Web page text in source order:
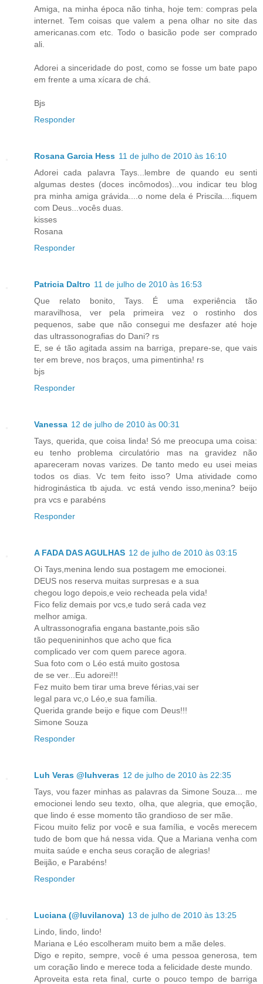
Amiga, na minha época não tinha, hoje tem: compras pela
internet. Tem coisas que valem a pena olhar no site das
americanas.com etc. Todo o basicão pode ser comprado
ali.
Adorei a sinceridade do post, como se fosse um bate papo
em frente a uma xícara de chá.
Bjs
Responder
Rosana Garcia Hess 11 de julho de 2010 às 16:10
Adorei cada palavra Tays...lembre de quando eu senti
algumas destes (doces incômodos)...vou indicar teu blog
pra minha amiga grávida....o nome dela é Priscila....fiquem
com Deus...vocês duas.
kisses
Rosana
Responder
Patricia Daltro 11 de julho de 2010 às 16:53
Que relato bonito, Tays. É uma experiência tão
maravilhosa, ver pela primeira vez o rostinho dos
pequenos, sabe que não consegui me desfazer até hoje
das ultrassonografias do Dani? rs
E, se é tão agitada assim na barriga, prepare-se, que vais
ter em breve, nos braços, uma pimentinha! rs
bjs
Responder
Vanessa 12 de julho de 2010 às 00:31
Tays, querida, que coisa linda! Só me preocupa uma coisa:
eu tenho problema circulatório mas na gravidez não
apareceram novas varizes. De tanto medo eu usei meias
todos os dias. Vc tem feito isso? Uma atividade como
hidroginástica tb ajuda. vc está vendo isso,menina? beijo
pra vcs e parabéns
Responder
A FADA DAS AGULHAS 12 de julho de 2010 às 03:15
Oi Tays,menina lendo sua postagem me emocionei.
DEUS nos reserva muitas surpresas e a sua
chegou logo depois,e veio recheada pela vida!
Fico feliz demais por vcs,e tudo será cada vez
melhor amiga.
A ultrassonografia engana bastante,pois são
tão pequenininhos que acho que fica
complicado ver com quem parece agora.
Sua foto com o Léo está muito gostosa
de se ver...Eu adorei!!!
Fez muito bem tirar uma breve férias,vai ser
legal para vc,o Léo,e sua família.
Querida grande beijo e fique com Deus!!!
Simone Souza
Responder
Luh Veras @luhveras 12 de julho de 2010 às 22:35
Tays, vou fazer minhas as palavras da Simone Souza... me
emocionei lendo seu texto, olha, que alegria, que emoção,
que lindo é esse momento tão grandioso de ser mãe.
Ficou muito feliz por você e sua família, e vocês merecem
tudo de bom que há nessa vida. Que a Mariana venha com
muita saúde e encha seus coração de alegrias!
Beijão, e Parabéns!
Responder
Luciana (@luvilanova) 13 de julho de 2010 às 13:25
Lindo, lindo, lindo!
Mariana e Léo escolheram muito bem a mãe deles.
Digo e repito, sempre, você é uma pessoa generosa, tem
um coração lindo e merece toda a felicidade deste mundo.
Aproveita esta reta final, curte o pouco tempo de barriga